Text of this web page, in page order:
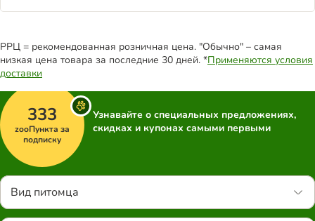
РРЦ = рекомендованная розничная цена. "Обычно" – самая
низкая цена товара за последние 30 дней. *Применяются условия
доставки
333
zooПункта за
подписку
Узнавайте о специальных предложениях,
скидках и купонах самыми первыми
Вид питомца